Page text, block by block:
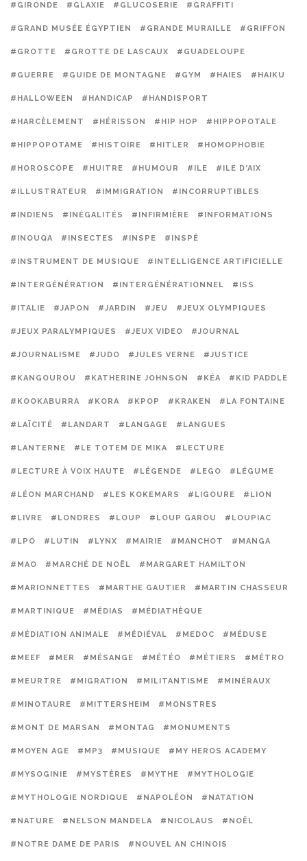
#GIRONDE #GLAXIE #GLUCOSERIE #GRAFFITI
#GRAND MUSÉE ÉGYPTIEN #GRANDE MURAILLE #GRIFFON
#GROTTE #GROTTE DE LASCAUX #GUADELOUPE
#GUERRE #GUIDE DE MONTAGNE #GYM #HAIES #HAIKU
#HALLOWEEN #HANDICAP #HANDISPORT
#HARCÈLEMENT #HÉRISSON #HIP HOP #HIPPOPOTALE
#HIPPOPOTAME #HISTOIRE #HITLER #HOMOPHOBIE
#HOROSCOPE #HUITRE #HUMOUR #ILE #ILE D'AIX
#ILLUSTRATEUR #IMMIGRATION #INCORRUPTIBLES
#INDIENS #INÉGALITÉS #INFIRMIÈRE #INFORMATIONS
#INOUQA #INSECTES #INSPE #INSPÉ
#INSTRUMENT DE MUSIQUE #INTELLIGENCE ARTIFICIELLE
#INTERGÉNÉRATION #INTERGÉNÉRATIONNEL #ISS
#ITALIE #JAPON #JARDIN #JEU #JEUX OLYMPIQUES
#JEUX PARALYMPIQUES #JEUX VIDEO #JOURNAL
#JOURNALISME #JUDO #JULES VERNE #JUSTICE
#KANGOUROU #KATHERINE JOHNSON #KÉA #KID PADDLE
#KOOKABURRA #KORA #KPOP #KRAKEN #LA FONTAINE
#LAÏCITÉ #LANDART #LANGAGE #LANGUES
#LANTERNE #LE TOTEM DE MIKA #LECTURE
#LECTURE À VOIX HAUTE #LÉGENDE #LEGO #LÉGUME
#LÉON MARCHAND #LES KOKEMARS #LIGOURE #LION
#LIVRE #LONDRES #LOUP #LOUP GAROU #LOUPIAC
#LPO #LUTIN #LYNX #MAIRIE #MANCHOT #MANGA
#MAO #MARCHÉ DE NOËL #MARGARET HAMILTON
#MARIONNETTES #MARTHE GAUTIER #MARTIN CHASSEUR
#MARTINIQUE #MÉDIAS #MÉDIATHÈQUE
#MÉDIATION ANIMALE #MÉDIÉVAL #MEDOC #MÉDUSE
#MEEF #MER #MÉSANGE #MÉTÉO #MÉTIERS #MÉTRO
#MEURTRE #MIGRATION #MILITANTISME #MINÉRAUX
#MINOTAURE #MITTERSHEIM #MONSTRES
#MONT DE MARSAN #MONTAG #MONUMENTS
#MOYEN AGE #MP3 #MUSIQUE #MY HEROS ACADEMY
#MYSOGINIE #MYSTÈRES #MYTHE #MYTHOLOGIE
#MYTHOLOGIE NORDIQUE #NAPOLÉON #NATATION
#NATURE #NELSON MANDELA #NICOLAUS #NOËL
#NOTRE DAME DE PARIS #NOUVEL AN CHINOIS